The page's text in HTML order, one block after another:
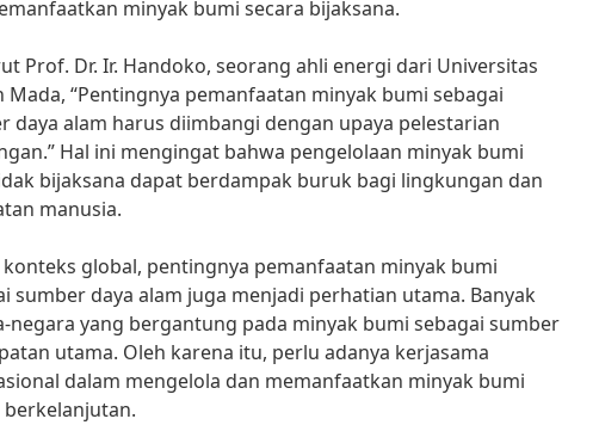
minyak bumi secara bijaksana.
Prof. Dr. Ir. Handoko, seorang ahli energi dari Universitas
Mada, “Pentingnya pemanfaatan minyak bumi sebagai
daya alam harus diimbangi dengan upaya pelestarian
Hal ini mengingat bahwa pengelolaan minyak bumi
bijaksana dapat berdampak buruk bagi lingkungan dan
manusia.
konteks global, pentingnya pemanfaatan minyak bumi
sumber daya alam juga menjadi perhatian utama. Banyak
negara yang bergantung pada minyak bumi sebagai sumber
utama. Oleh karena itu, perlu adanya kerjasama
dalam mengelola dan memanfaatkan minyak bumi
berkelanjutan.